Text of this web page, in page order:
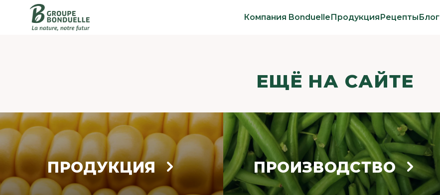
Компания BonduelleПродукцияРецептыБлог
ЕЩЁ НА САЙТЕ
ПРОДУКЦИЯ ПРОИЗВОДСТВО